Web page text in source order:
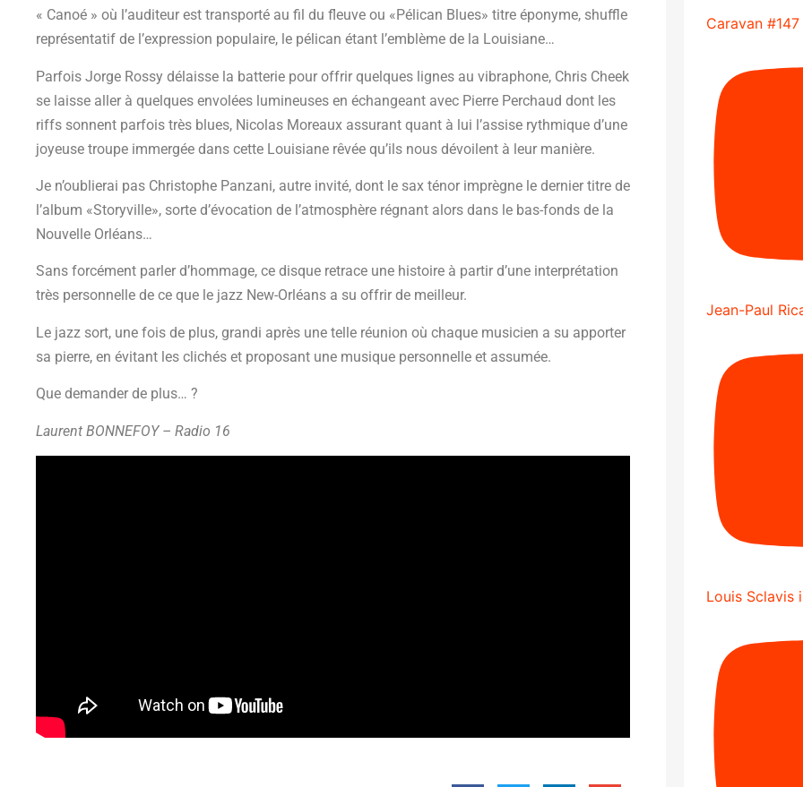
« Canoé » où l’auditeur est transporté au fil du fleuve ou «Pélican Blues» titre éponyme, shuffle
représentatif de l’expression populaire, le pélican étant l’emblème de la Louisiane…
Parfois Jorge Rossy délaisse la batterie pour offrir quelques lignes au vibraphone, Chris Cheek
se laisse aller à quelques envolées lumineuses en échangeant avec Pierre Perchaud dont les
riffs sonnent parfois très blues, Nicolas Moreaux assurant quant à lui l’assise rythmique d’une
joyeuse troupe immergée dans cette Louisiane rêvée qu’ils nous dévoilent à leur manière.
Je n’oublierai pas Christophe Panzani, autre invité, dont le sax ténor imprègne le dernier titre de
l’album «Storyville», sorte d’évocation de l’atmosphère régnant alors dans le bas-fonds de la
Nouvelle Orléans…
Sans forcément parler d’hommage, ce disque retrace une histoire à partir d’une interprétation
très personnelle de ce que le jazz New-Orléans a su offrir de meilleur.
Le jazz sort, une fois de plus, grandi après une telle réunion où chaque musicien a su apporter
sa pierre, en évitant les clichés et proposant une musique personnelle et assumée.
Que demander de plus… ?
Laurent BONNEFOY – Radio 16
Caravan #147
Jean-Paul
Louis Sclavis